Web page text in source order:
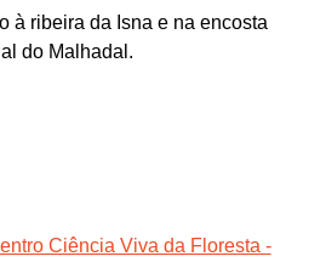
à ribeira da Isna e na encosta
do Malhadal.
Ciência Viva da Floresta -